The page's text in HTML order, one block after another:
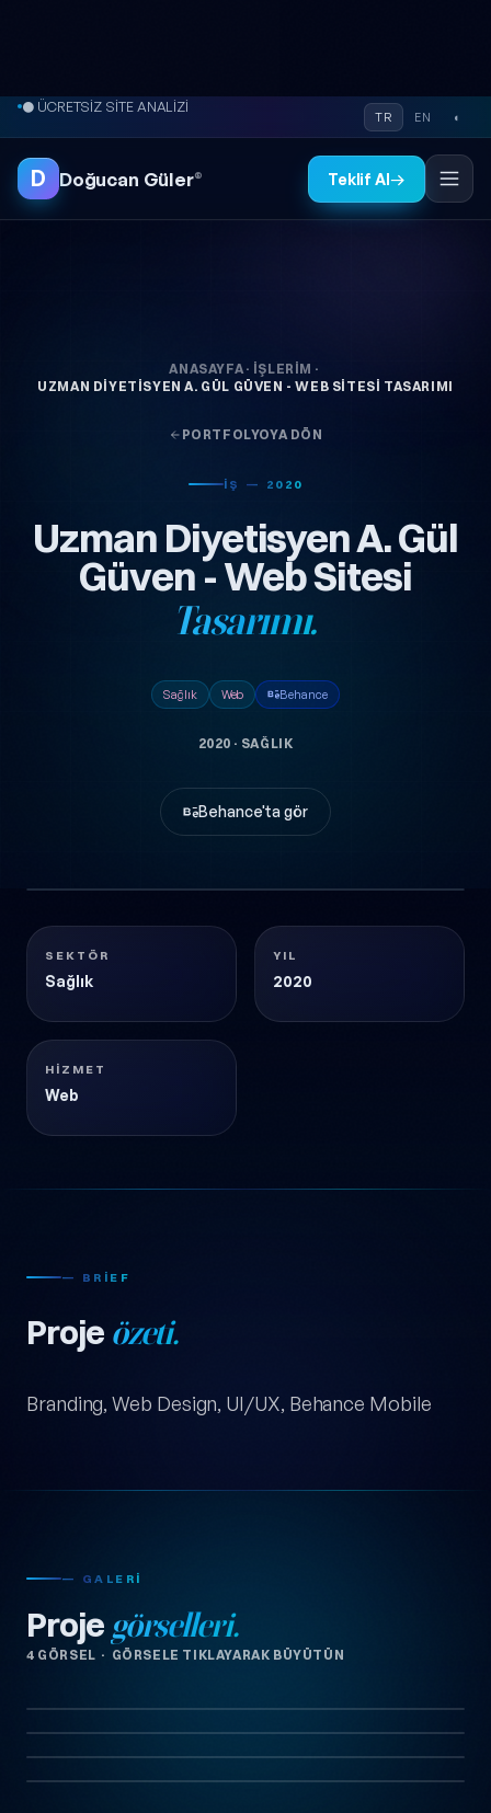
İçeriğe atla
● ÜCRETSİZ SİTE ANALİZİ
TR EN ◐
D Doğucan Güler® Teklif Al→
ANASAYFA · İŞLERIM ·
UZMAN DIYETISYEN A. GÜL GÜVEN - WEB SITESI TASARIMI
PORTFOLYOYA DÖN
İŞ — 2020
Uzman Diyetisyen A. Gül
Güven - Web Sitesi
Tasarımı.
Sağlık Web Behance
2020 · SAĞLIK
Behance'ta gör
Sağlık 2020
UZMAN-DIYETISYEN-AYSE-GUEL-GUEVEN-WEB-
SEKTÖR
Sağlık
YIL
2020
HIZMET
Web
— BRIEF
Proje özeti.
Branding, Web Design, UI/UX, Behance Mobile
— GALERI
Projegörselleri.
4 GÖRSEL · GÖRSELE TIKLAYARAK BÜYÜTÜN